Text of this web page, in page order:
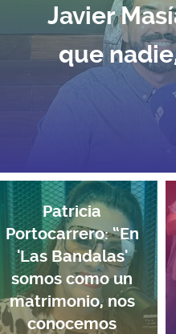
Javier
que
Patricia
Portocarrero: “En
'Las Bandalas'
somos como un
matrimonio, nos
conocemos